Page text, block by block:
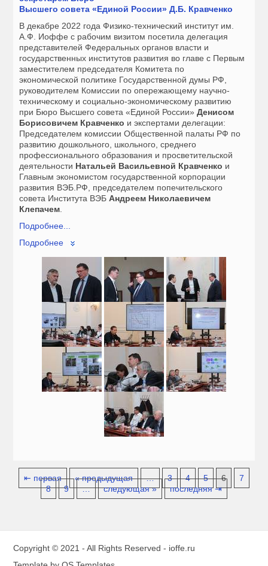
Высшего совета «Единой России» Д.Б. Кравченко
В декабре 2022 года Физико-технический институт им.
А.Ф. Иоффе с рабочим визитом посетила делегация
представителей Федеральных органов власти и
государственных институтов развития во главе с Первым
заместителем председателя Комитета по
экономической политике Государственной думы РФ,
руководителем Комиссии по опережающему научно-
техническому и социально-экономическому развитию
при Бюро Высшего совета «Единой России»Денисом
Борисовичем Кравченко и экспертами делегации:
Председателем комиссии Общественной палаты РФ по
развитию дошкольного, школьного, среднего
профессионального образования и просветительской
деятельности Натальей Васильевной Кравченко и
Главным экономистом государственной корпорации
развития ВЭБ.РФ, председателем попечительского
совета Института ВЭБАндреем Николаевичем
Клепачем
Подробнее...
Подробнее
⇤ первая « предыдущая … 3 4 5 6
7
8
9 … следующая » последняя ⇥
Copyright © 2021 - All Rights Reserved - ioffe.ru